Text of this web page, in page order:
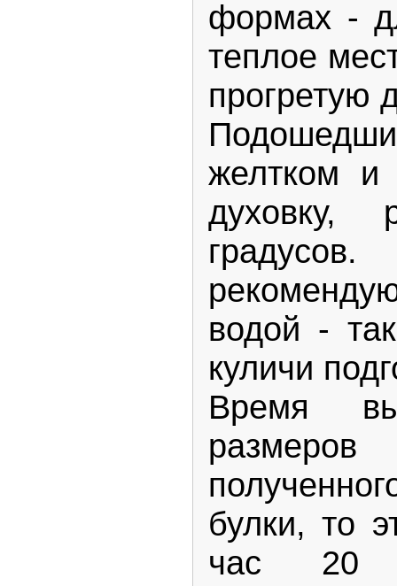
формах -
теплое
прогретую
желтком и
духовку,
водой -
куличи
Время
булки, то
час 20